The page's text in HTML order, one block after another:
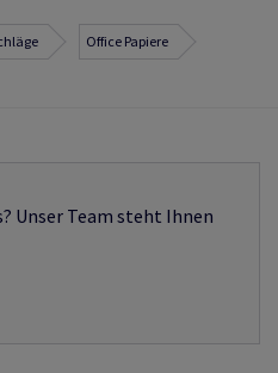
Office Papiere
Unser Team steht Ihnen